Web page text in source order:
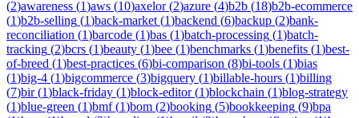
(2)awareness (1)aws (10)axelor(2)azure (4)b2b (18)b2b-ecommerce
(1)b2b-selling (1)back-market (1)backend (6)backup (2)bank-
reconciliation (1)barcode (1)bas (1)batch-processing (1)batch-
tracking (2)bcrs (1)beauty (1)bee (1)benchmarks (1)benefits (1)best-
of-breed (1)best-practices (6)bi-comparison (8)bi-tools (1)bias
(1)big-4 (1)bigcommerce (3)bigquery (1)billable-hours (1)billing
(7)bir(1)black-friday (1)block-editor(1)blockchain (1)blog-strategy
(1)blue-green (1)bmf(1)bom (2)booking (5)bookkeeping (9)bpa